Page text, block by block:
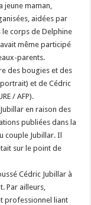
jeune maman,
aidées par
le corps de Delphine
même participé
parents.
des bougies et des
et de Cédric
/ AFP).
en raison des
publiées dans la
couple Jubillar. Il
sur le point de
Cédric Jubillar à
Par ailleurs,
professionnel liant